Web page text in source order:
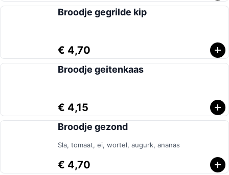
Broodje gegrilde kip
€ 4,70
Broodje geitenkaas
€ 4,15
Broodje gezond
Sla, tomaat, ei, wortel, augurk, ananas
€ 4,70